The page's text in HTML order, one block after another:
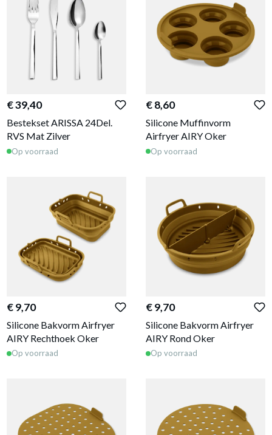
€ 39,40
Bestekset ARISSA 24Del.
RVS Mat Zilver
Op voorraad
€ 8,60
Silicone Muffinvorm
Airfryer AIRY Oker
Op voorraad
€ 9,70
Silicone Bakvorm Airfryer
AIRY Rechthoek Oker
Op voorraad
€ 9,70
Silicone Bakvorm Airfryer
AIRY Rond Oker
Op voorraad